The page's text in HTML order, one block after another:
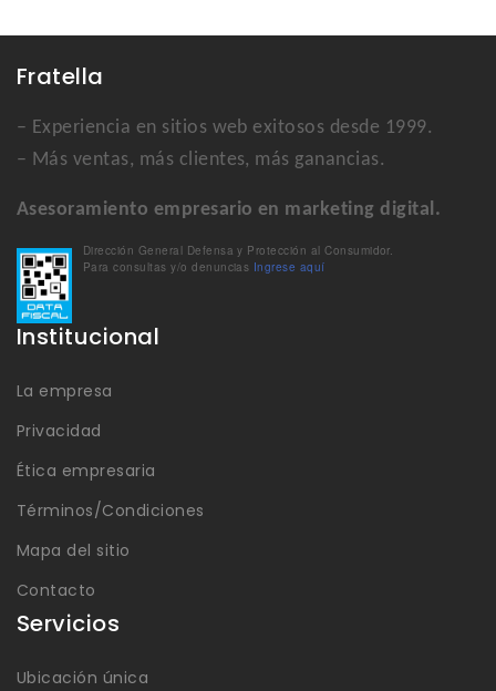
Fratella
– Experiencia en sitios web exitosos desde 1999.
– Más ventas, más clientes, más ganancias.
Asesoramiento empresario en marketing digital.
Dirección General Defensa y Protección al Consumidor.
Para consultas y/o denuncias Ingrese aquí
Institucional
La empresa
Privacidad
Ética empresaria
Términos/Condiciones
Mapa del sitio
Contacto
Servicios
Ubicación única